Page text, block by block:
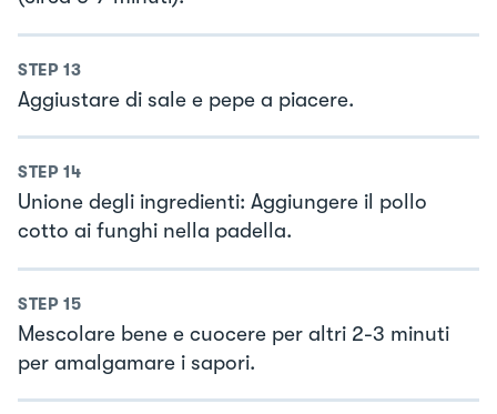
STEP 13
Aggiustare di sale e pepe a piacere.
STEP 14
Unione degli ingredienti: Aggiungere il pollo
cotto ai funghi nella padella.
STEP 15
Mescolare bene e cuocere per altri 2-3 minuti
per amalgamare i sapori.